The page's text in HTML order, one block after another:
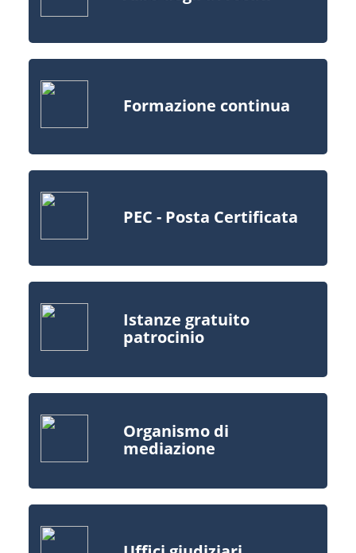
Formazione continua
PEC - Posta Certificata
Istanze gratuito
patrocinio
Organismo di
mediazione